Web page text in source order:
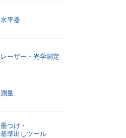
水平器
レーザー ・ 光学測定
測量
墨つけ ・
基準出しツール